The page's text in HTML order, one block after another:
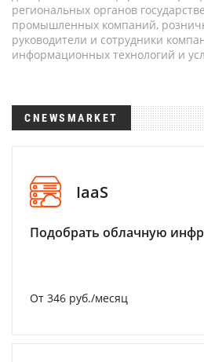
региональных органов
промышленных компаний,
руководители и сотрудники
информационных технологий и
CNEWSMARKET
IaaS
Подобрать облачную
От 346 руб./месяц